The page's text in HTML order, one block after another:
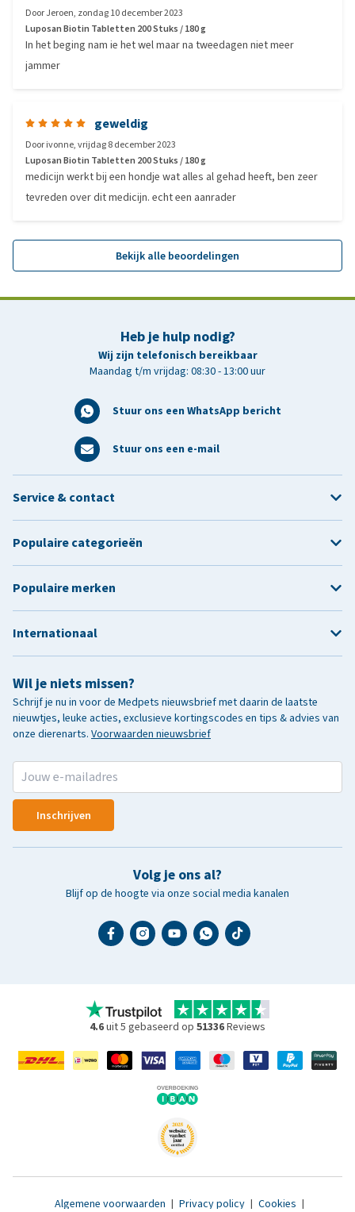
DoorJeroen, zondag 10 december 2023
Luposan Biotin Tabletten 200 Stuks / 180 g
In het beging nam ie het wel maar na tweedagen niet meer
jammer
geweldig
Doorivonne,vrijdag 8 december 2023
Luposan Biotin Tabletten 200 Stuks / 180 g
medicijn werkt bij een hondje wat alles al gehad heeft, ben zeer
tevreden over dit medicijn. echt een aanrader
Bekijk alle beoordelingen
Heb je hulp nodig?
Wij zijn telefonisch bereikbaar
Maandag t/m vrijdag: 08:30 - 13:00 uur
Stuur ons een WhatsApp bericht
Stuur ons een e-mail
Wil je niets missen?
Schrijf je nu in voor de Medpets nieuwsbrief met daarin de laatste
nieuwtjes, leuke acties, exclusieve kortingscodes en tips & advies van
onze dierenarts. Voorwaarden nieuwsbrief
Inschrijven
Volg je ons al?
Blijf op de hoogte via onze social media kanalen
Service & contact
Populaire categorieën
Populaire merken
Internationaal
4.6uit 5 gebaseerd op 51336Reviews
Algemene voorwaarden | Privacy policy | Cookies |